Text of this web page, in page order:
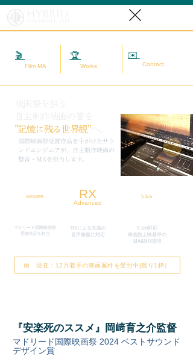
🎬
Film MA
🏆
Works
✉️
Contact
​国際映画祭受賞作品を手がけたサウ
ンドエンジニアが、自主制作映画の
整音・MAを担当します。
”記憶に残る世界観”へ。
WINNER RX
Advanced
マドリード国際映画祭
​受賞作品を担当
RXによる先端の
​音声修復に対応
5.1ch
5.1ch対応
映画館上映基準の
MA&MIX環境
📅 現在：12月着手の映画案件を受付中(残り1枠）
『安楽死のススメ』岡﨑育之介監督
マドリード国際映画祭 2024 ベストサウンド
デザイン賞